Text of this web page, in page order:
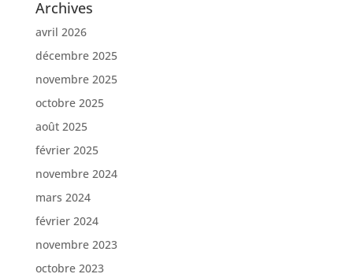
Archives
avril 2026
décembre 2025
novembre 2025
octobre 2025
août 2025
février 2025
novembre 2024
mars 2024
février 2024
novembre 2023
octobre 2023